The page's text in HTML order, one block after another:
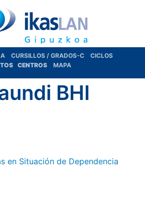
CURSILLOS / GRADOS-C
CICLOS
CENTROS MAPA
BHI
en Situación de Dependencia